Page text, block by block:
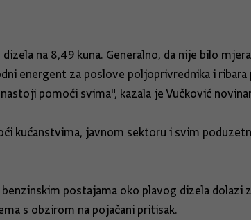
na 8,49 kuna. Generalno, da nije bilo
energent za poslove poljoprivrednika i
pomoći svima", kazala je Vučković
kućanstvima, javnom sektoru i svim
benzinskim postajama oko plavog dizela
s obzirom na pojačani pritisak.